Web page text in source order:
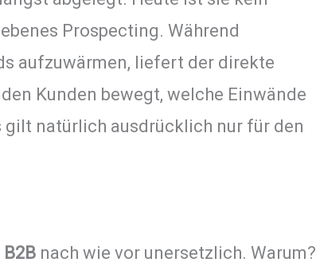
Prospecting. Während
aufzuwärmen, liefert der direkte
Kunden bewegt, welche Einwände
gilt natürlich ausdrücklich nur für den
nach wie vor unersetzlich. Warum?